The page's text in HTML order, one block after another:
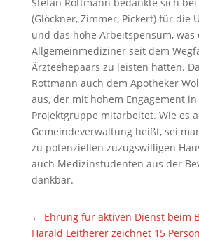
(Glöckner, Zimmer, Pickert) für die
und das hohe Arbeitspensum, was
Allgemeinmediziner seit dem
Ärzteehepaars zu leisten hätten.
Rottmann auch dem Apotheker
aus, der mit hohem Engagement
Projektgruppe mitarbeitet. Wie es
Gemeindeverwaltung heißt, sei
zu potenziellen zuzugswilligen
auch Medizinstudenten aus der
dankbar.
← Ehrung für aktiven Dienst beim
Harald Leitherer zeichnet 15